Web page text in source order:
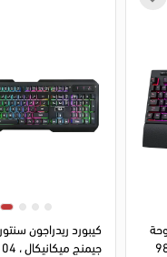
شيفا 98 لوحة
سلكية ، 98